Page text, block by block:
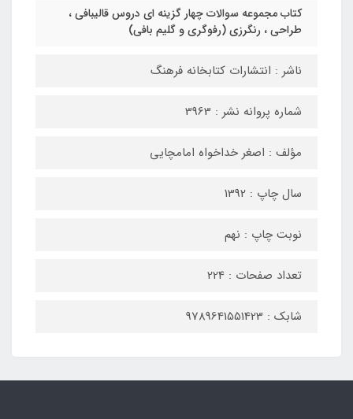
کتاب مجموعه سوالات چهار گزینه ای دروس قالیبافی ،
طراحی ، رنگرزی (رفوگری و گلیم بافی)
ناشر : انتشارات کتابخانه فرهنگ
شماره پروانه نشر : 3963
مؤلف : اصغر خداخواه امامچایی
سال چاپ : 1392
نوبت چاپ : نهم
تعداد صفحات : 224
شابک : 9789641551423